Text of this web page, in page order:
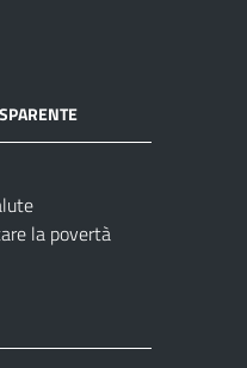
la povertà